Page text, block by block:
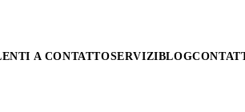
A CONTATTOSERVIZIBLOG